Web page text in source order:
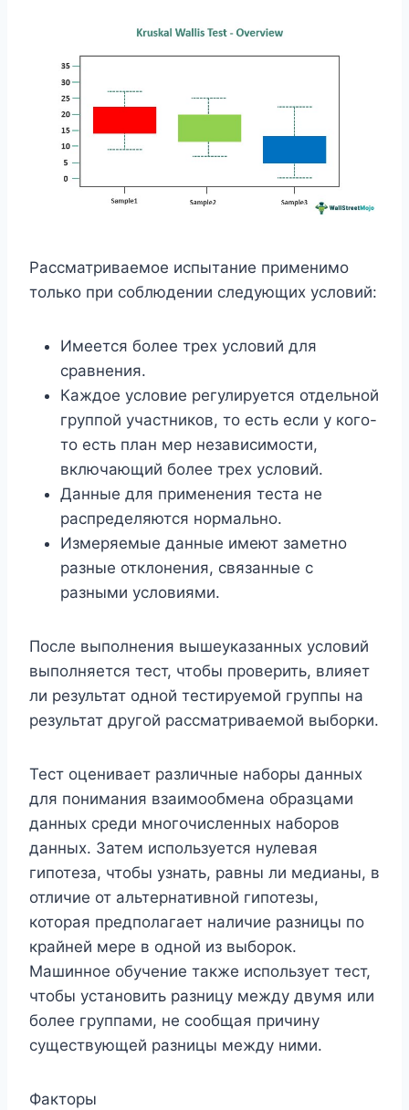
Рассматриваемое испытание применимо
только при соблюдении следующих условий:
Имеется более трех условий для
сравнения.
Каждое условие регулируется отдельной
группой участников, то есть если у кого-
то есть план мер независимости,
включающий более трех условий.
Данные для применения теста не
распределяются нормально.
Измеряемые данные имеют заметно
разные отклонения, связанные с
разными условиями.
После выполнения вышеуказанных условий
выполняется тест, чтобы проверить, влияет
ли результат одной тестируемой группы на
результат другой рассматриваемой выборки.
Тест оценивает различные наборы данных
для понимания взаимообмена образцами
данных среди многочисленных наборов
данных. Затем используется нулевая
гипотеза, чтобы узнать, равны ли медианы, в
отличие от альтернативной гипотезы,
которая предполагает наличие разницы по
крайней мере в одной из выборок.
Машинное обучение также использует тест,
чтобы установить разницу между двумя или
более группами, не сообщая причину
существующей разницы между ними.
Факторы